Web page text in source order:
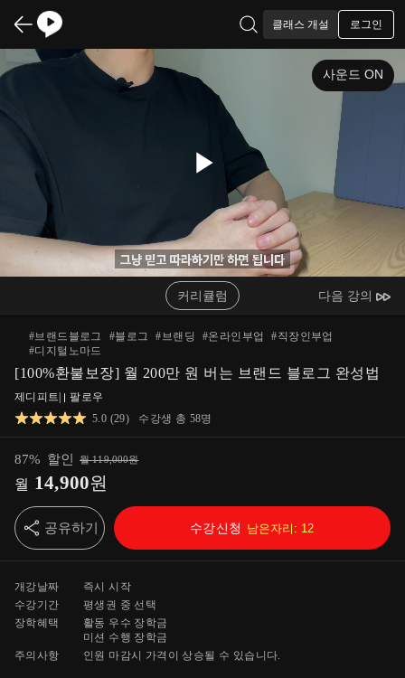
클래스 개설 로그인
Play
Video
사운드 ON
커리큘럼 다음 강의
#브랜드블로그 #블로그 #브랜딩 #온라인부업 #직장인부업
#디지털노마드
[100%환불보장] 월 200만 원 버는 브랜드 블로그 완성법
제디피트
팔로우
5.0 (29) 수강생 총 58명
87% 할인 월119,000원
월 14,900원
공유하기 수강신청 남은자리: 12
개강날짜
즉시 시작
수강기간
평생 권 중 선택
장학혜택
활동 우수 장학금
미션 수행 장학금
주의사항
인원 마감시 가격이 상승될 수 있습니다.